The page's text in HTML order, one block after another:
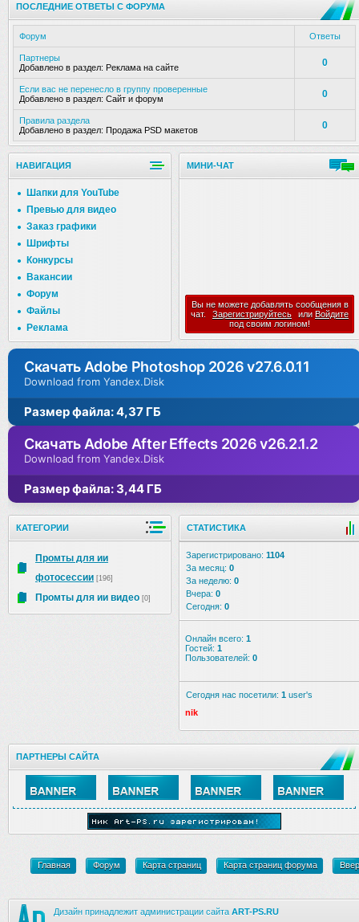
ПОСЛЕДНИЕ ОТВЕТЫ С ФОРУМА
Форум Ответы
Партнеры
Добавлено в раздел: Реклама на сайте 0
Если вас не перенесло в группу проверенные
Добавлено в раздел: Сайт и форум 0
Правила раздела
Добавлено в раздел: Продажа PSD макетов 0
НАВИГАЦИЯ
Шапки для YouTube
Превью для видео
Заказ графики
Шрифты
Конкурсы
Вакансии
Форум
Файлы
Реклама
МИНИ-ЧАТ
Вы не можете добавлять сообщения в
чат.
Зарегистрируйтесь или Войдите
под своим логином!
Скачать Adobe Photoshop 2026 v27.6.0.11
Download from Yandex.Disk
Размер файла: 4,37 ГБ
Скачать Adobe After Effects 2026 v26.2.1.2
Download from Yandex.Disk
Размер файла: 3,44 ГБ
КАТЕГОРИИ
Промты для ии
фотосессии [196]
Промты для ии видео [0]
СТАТИСТИКА
Зарегистрировано: 1104
За месяц: 0
За неделю: 0
Вчера: 0
Сегодня: 0
Онлайн всего: 1
Гостей: 1
Пользователей: 0
Сегодня нас посетили: 1 user's
nik
ПАРТНЕРЫ САЙТА
Главная Форум Карта страниц Карта страниц форума
Дизайн принадлежит администрации сайта ART-PS.RU